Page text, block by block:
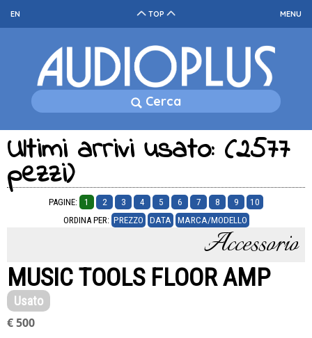
TOP MENU
EN
Cerca
Ultimi arrivi usato: (2577
pezzi)
PAGINE: 1 2 3 4 5 6 7 8 9
10
ORDINA PER: PREZZO DATA MARCA/MODELLO
Accessorio
MUSIC TOOLS FLOOR AMP
Usato
€ 500